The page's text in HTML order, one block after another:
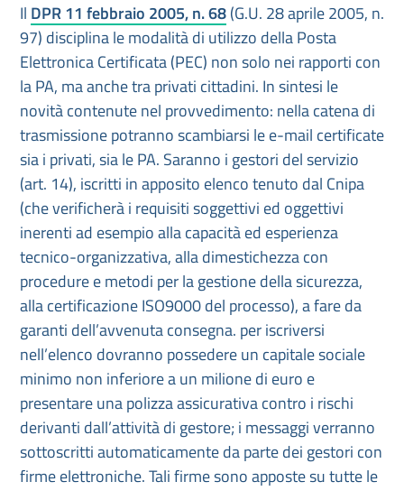
Il DPR 11 febbraio 2005, n. 68(G.U. 28 aprile 2005, n.
97) disciplina le modalità di utilizzo della Posta
Elettronica Certificata (PEC) non solo nei rapporti con
la PA, ma anche tra privati cittadini. In sintesi le
novità contenute nel provvedimento: nella catena di
trasmissione potranno scambiarsi le e-mail certificate
sia i privati, sia le PA. Saranno i gestori del servizio
(art. 14), iscritti in apposito elenco tenuto dal Cnipa
(che verificherà i requisiti soggettivi ed oggettivi
inerenti ad esempio alla capacità ed esperienza
tecnico-organizzativa, alla dimestichezza con
procedure e metodi per la gestione della sicurezza,
alla certificazione ISO9000 del processo), a fare da
garanti dell’avvenuta consegna. per iscriversi
nell’elenco dovranno possedere un capitale sociale
minimo non inferiore a un milione di euro e
presentare una polizza assicurativa contro i rischi
derivanti dall’attività di gestore; i messaggi verranno
sottoscritti automaticamente da parte dei gestori con
firme elettroniche. Tali firme sono apposte su tutte le